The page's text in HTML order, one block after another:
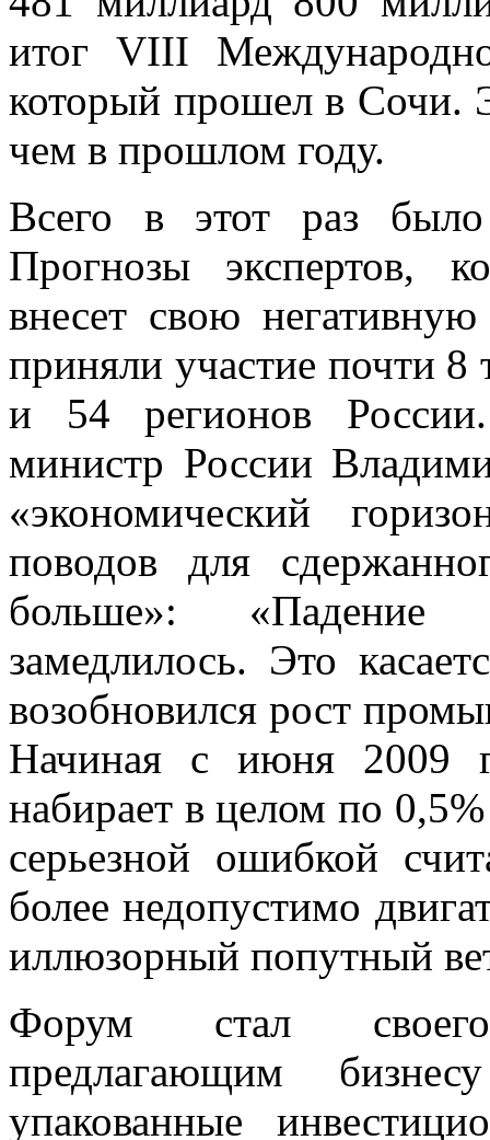
итог VIII
который прошел в Сочи.
чем в прошлом году.
Всего в этот раз
Прогнозы экспертов,
внесет свою
приняли участие почти 8
и 54 регионов
министр России
«экономический
поводов для
больше»:
замедлилось. Это
возобновился рост
Начиная с июня 2009
набирает в целом по
серьезной ошибкой
более недопустимо
иллюзорный попутный
Форум стал
предлагающим
упакованные